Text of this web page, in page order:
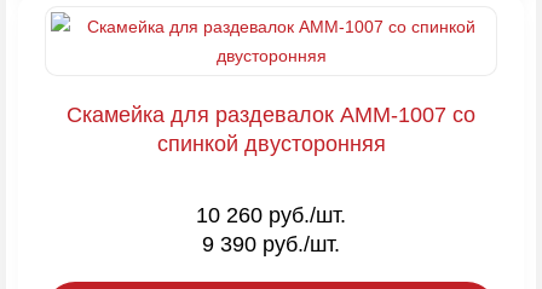
Скамейка для раздевалок AMM-1007 со
спинкой двусторонняя
10 260 руб./шт.
9 390 руб./шт.